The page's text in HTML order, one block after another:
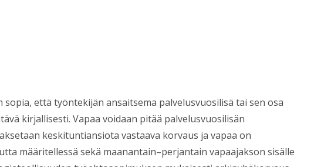
että työntekijän ansaitsema palvelusvuosilisä tai sen osa
kirjallisesti. Vapaa voidaan pitää palvelusvuosilisän
keskituntiansiota vastaava korvaus ja vapaa on
määritellessä sekä maanantain–perjantain vapaajakson sisälle